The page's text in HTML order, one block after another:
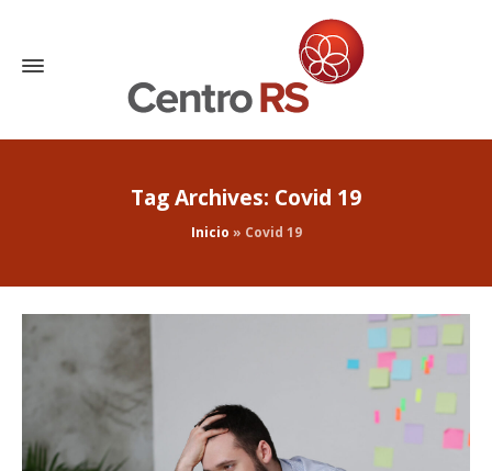
Tag Archives: Covid 19
Inicio » Covid 19